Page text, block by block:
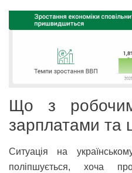
Що з
зарплатами та
Ситуація на
поліпшується, хоча